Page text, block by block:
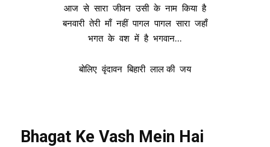
आज से सारा जीवन उसी के नाम किया है
बनवारी तेरी माँ नहीं पागल पागल सारा जहाँ
भगत के वश में है भगवान…
बोलिए वृंदावन बिहारी लाल की जय
Bhagat Ke Vash Mein Hai